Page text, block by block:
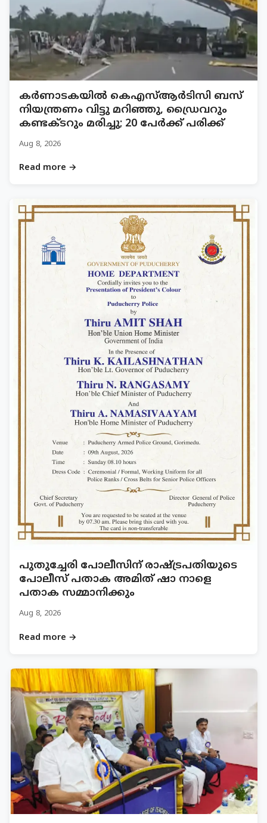
കര്‍ണാടകയില്‍ കെഎസ്ആര്‍ടിസി ബസ്
നിയന്ത്രണം വിട്ടു മറിഞ്ഞു, ഡ്രൈവറും
കണ്ടക്ടറും മരിച്ചു; 20 പേര്‍ക്ക് പരിക്ക്
Aug 8, 2026
Read more →
പുതുച്ചേരി പോലീസിന് രാഷ്ട്രപതിയുടെ
പോലീസ് പതാക അമിത് ഷാ നാളെ
പതാക സമ്മാനിക്കും
Aug 8, 2026
Read more →